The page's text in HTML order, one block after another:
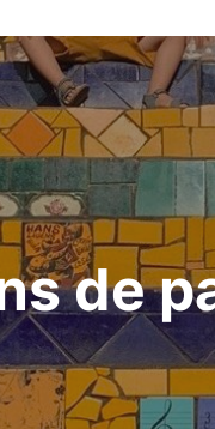
de